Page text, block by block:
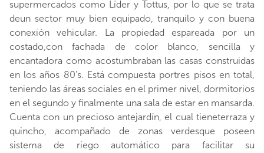
supermercados como Líder y Tottus, por lo que se trata
deun sector muy bien equipado, tranquilo y con buena
conexión vehicular. La propiedad espareada por un
costado,con fachada de color blanco, sencilla y
encantadora como acostumbraban las casas construidas
en los años 80’s. Está compuesta portres pisos en total,
teniendo las áreas sociales en el primer nivel, dormitorios
en el segundo y finalmente una sala de estar en mansarda.
Cuenta con un precioso antejardín, el cual tieneterraza y
quincho, acompañado de zonas verdesque poseen
sistema de riego automático para facilitar su